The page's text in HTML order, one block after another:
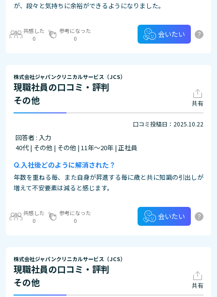
が、段々と気持ちに余裕ができるようになりました。
共感した
0
参考になった
0
会いたい ?
株式会社ジャパンクリニカルサービス（JCS）
現職社員の口コミ・評判
その他
共有
口コミ投稿日：2025.10.22
回答者 : 入力
40代 | その他 | その他 | 11年～20年 | 正社員
入社後どのように解消された？
年数を重ねる毎、また自身が昇進する毎に歳と共に知識の引出しが
増えて不安要素は減ると感じます。
共感した
0
参考になった
0
会いたい ?
株式会社ジャパンクリニカルサービス（JCS）
現職社員の口コミ・評判
その他
共有